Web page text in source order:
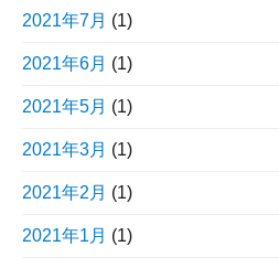
2021年7月 (1)
2021年6月 (1)
2021年5月 (1)
2021年3月 (1)
2021年2月 (1)
2021年1月 (1)